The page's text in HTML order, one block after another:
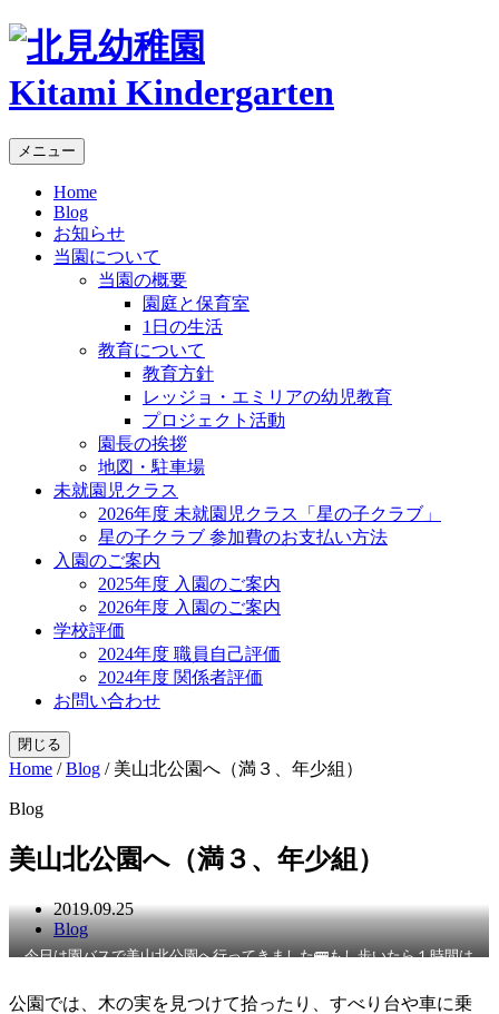
Kitami Kindergarten
メニュー
Home
Blog
お知らせ
当園について
当園の概要
園庭と保育室
1日の生活
教育について
教育方針
レッジョ・エミリアの幼児教育
プロジェクト活動
園長の挨拶
地図・駐車場
未就園児クラス
2026年度 未就園児クラス「星の子クラブ」
星の子クラブ 参加費のお支払い方法
入園のご案内
2025年度 入園のご案内
2026年度 入園のご案内
学校評価
2024年度 職員自己評価
2024年度 関係者評価
お問い合わせ
閉じる
Home /Blog / 美山北公園へ（満３、年少組）
Blog
美山北公園へ（満３、年少組）
2019.09.25
Blog
今日は園バスで美山北公園へ行ってきました🚌もし歩いたら１時間は
公園では、木の実を見つけて拾ったり、すべり台や車に乗